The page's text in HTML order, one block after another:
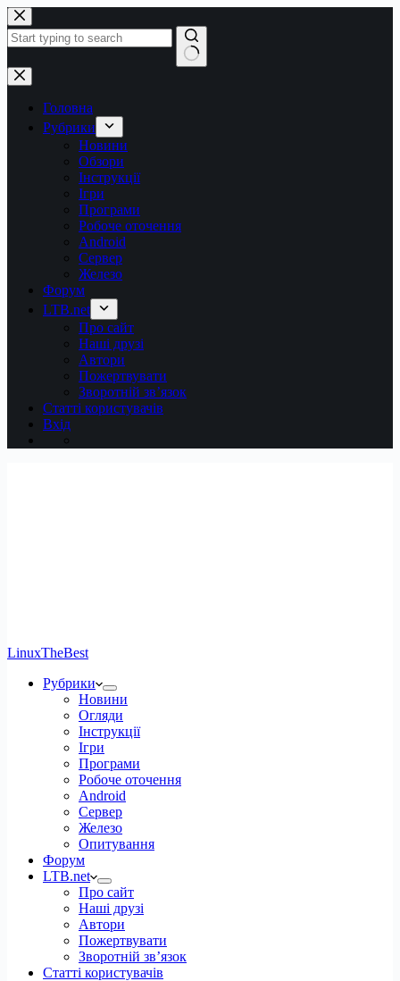
Перейти
до
вмісту
Немає
результатів
Головна
Рубрики
Новини
Обзори
Інструкції
Ігри
Програми
Робоче оточення
Android
Сервер
Железо
Форум
LTB.net
Про сайт
Наші друзі
Автори
Пожертвувати
Зворотній зв’язок
Статті користувачів
Вхід
LinuxTheBest
Рубрики
Новини
Огляди
Інструкції
Ігри
Програми
Робоче оточення
Android
Сервер
Железо
Опитування
Форум
LTB.net
Про сайт
Наші друзі
Автори
Пожертвувати
Зворотній зв’язок
Статті користувачів